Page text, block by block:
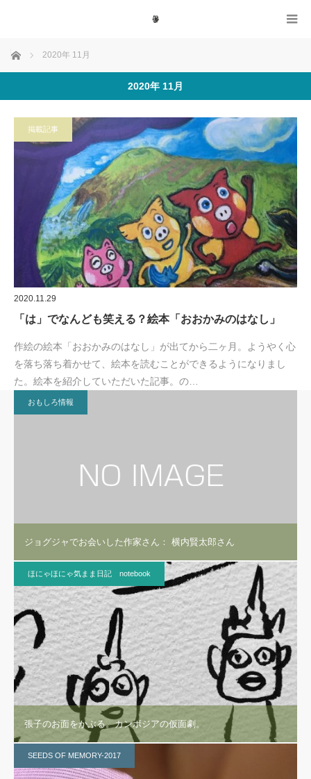
ホーム 2020年 11月
2020年 11月
掲載記事
2020.11.29
「は」でなんども笑える？絵本「おおかみのはなし」
作絵の絵本「おおかみのはなし」が出てから二ヶ月。ようやく心
を落ち落ち着かせて、絵本を読むことができるようになりまし
た。絵本を紹介していただいた記事。の…
おもしろ情報
ジョグジャでお会いした作家さん： 横内賢太郎さん
ほにゃほにゃ気まま日記 notebook
張子のお面をかぶる。カンボジアの仮面劇。
SEEDS OF MEMORY-2017